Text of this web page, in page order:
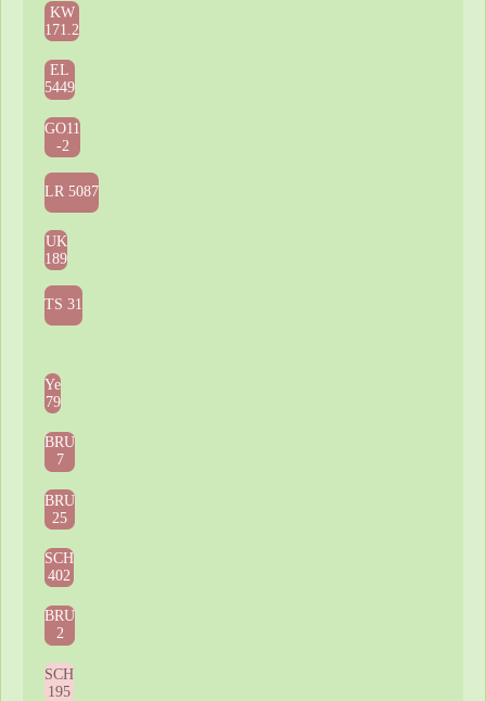
KW
171.2
EL
5449
GO11
-2
LR 5087
UK
189
TS 31
Ye
79
BRU
7
BRU
25
SCH
402
BRU
2
SCH
195